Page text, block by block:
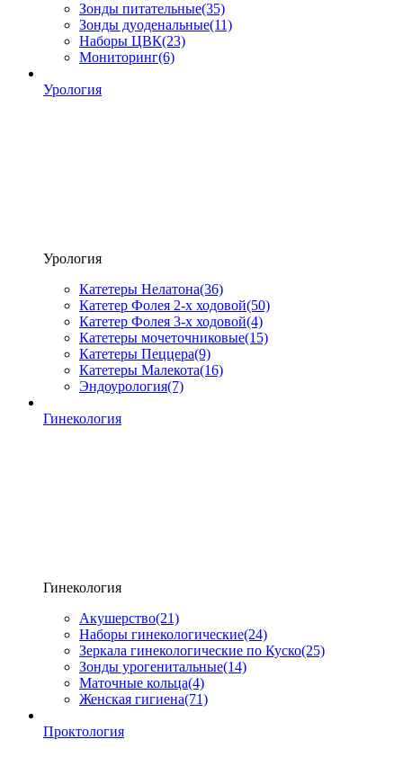
Зонды питательные(35)
Зонды дуоденальные(11)
Наборы ЦВК(23)
Мониторинг(6)
Урология
Урология
Катетеры Нелатона(36)
Катетер Фолея 2-х ходовой(50)
Катетер Фолея 3-х ходовой(4)
Катетеры мочеточниковые(15)
Катетеры Пеццера(9)
Катетеры Малекота(16)
Эндоурология(7)
Гинекология
Гинекология
Акушерство(21)
Наборы гинекологические(24)
Зеркала гинекологические по Куско(25)
Зонды урогенитальные(14)
Маточные кольца(4)
Женская гигиена(71)
Проктология